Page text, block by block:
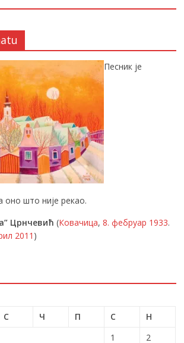
Песник је
оно што није рекао.
Црнчевић (Ковачица,8. фебруар 1933.
2011 )
С Ч П С
Н
1
2